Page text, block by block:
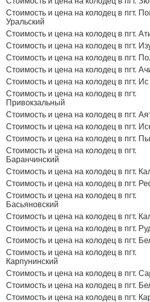
Стоимость и цена на колодец в пгт.
Уральский
Стоимость и цена на колодец в пгт.
Стоимость и цена на колодец в пгт.
Стоимость и цена на колодец в пгт.
Стоимость и цена на колодец в пгт.
Стоимость и цена на колодец в пгт. Ис
Стоимость и цена на колодец в пгт.
Привокзальный
Стоимость и цена на колодец в пгт.
Стоимость и цена на колодец в пгт.
Стоимость и цена на колодец в пгт.
Стоимость и цена на колодец в пгт.
Баранчинский
Стоимость и цена на колодец в пгт.
Стоимость и цена на колодец в пгт.
Стоимость и цена на колодец в пгт.
Басьяновский
Стоимость и цена на колодец в пгт.
Стоимость и цена на колодец в пгт.
Стоимость и цена на колодец в пгт.
Стоимость и цена на колодец в пгт.
Карпунинский
Стоимость и цена на колодец в пгт.
Стоимость и цена на колодец в пгт.
Стоимость и цена на колодец в пгт.